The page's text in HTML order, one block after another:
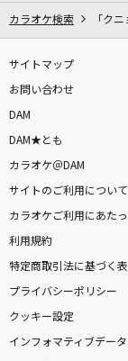
カラオケ検索 「ク
サイトマップ
お問い合わせ
DAM
DAM★とも
カラオケ＠DAM
サイトのご利用について
カラオケご利用にあた
利用規約
特定商取引法に基づく
プライバシーポリシー
クッキー設定
インフォマティブデー